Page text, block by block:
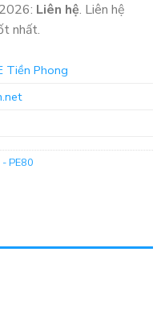
Liên hệ. Liên hệ
nhất.
Tiền Phong
PE80